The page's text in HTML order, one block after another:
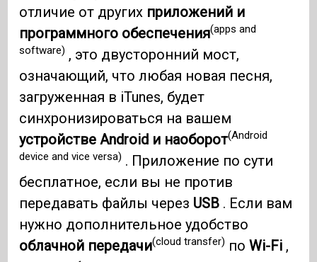
отличие от других приложений и
программного обеспечения(apps and
software) , это двусторонний мост,
означающий, что любая новая песня,
загруженная в iTunes, будет
синхронизироваться на вашем
устройстве Android и наоборот(Android
device and vice versa) . Приложение по сути
бесплатное, если вы не против
передавать файлы через USB . Если вам
нужно дополнительное удобство
облачной передачи(cloud transfer) поWi-Fi ,